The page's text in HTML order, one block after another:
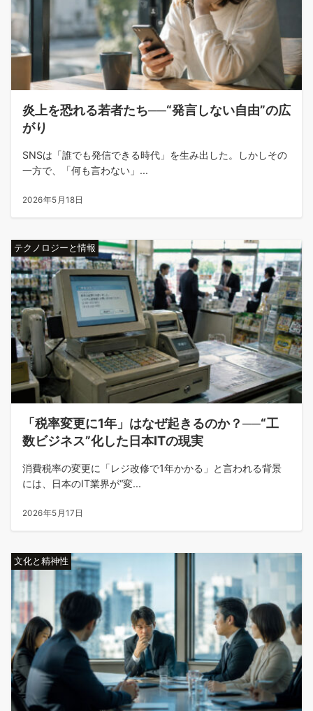
炎上を恐れる若者たち──“発言しない自由”の広
がり
SNSは「誰でも発信できる時代」を生み出した。しかしその
一方で、「何も言わない」...
2026年5月18日
テクノロジーと情報
「税率変更に1年」はなぜ起きるのか？──“工
数ビジネス”化した日本ITの現実
消費税率の変更に「レジ改修で1年かかる」と言われる背景
には、日本のIT業界が“変...
2026年5月17日
文化と精神性